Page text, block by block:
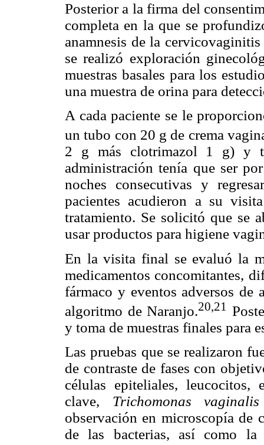
Posterior a la firma del
completa en la que se
anamnesis de la
se realizó exploración
muestras basales para los
una muestra de orina para
A cada paciente se le
un tubo con 20 g de crema
2 g más clotrimazol 1 g) y
administración tenía que ser
noches consecutivas y
pacientes acudieron a su
tratamiento. Se solicitó que se
usar productos para higiene
En la visita final se evaluó la
medicamentos concomitantes,
fármaco y eventos adversos
algoritmo de Naranjo.20,21
y toma de muestras finales para
Las pruebas que se realizaron
de contraste de fases con
células epiteliales, leucocitos,
clave, Trichomonas vaginalis
observación en microscopía de
de las bacterias, así como la